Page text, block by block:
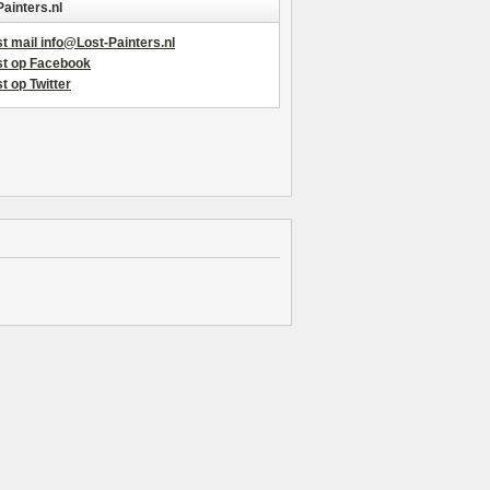
mail info@Lost-Painters.nl
op Facebook
op Twitter